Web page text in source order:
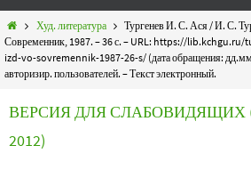
Худ. литература
Тургенев И. С. Ася / И. С.
Современник, 1987. – 36 с. – URL: https://
izd-vo-sovremennik-1987-26-s/ (дата обращения:
авторизир. пользователей. – Текст электронный.
ВЕРСИЯ ДЛЯ СЛАБОВИДЯЩИХ
2012)